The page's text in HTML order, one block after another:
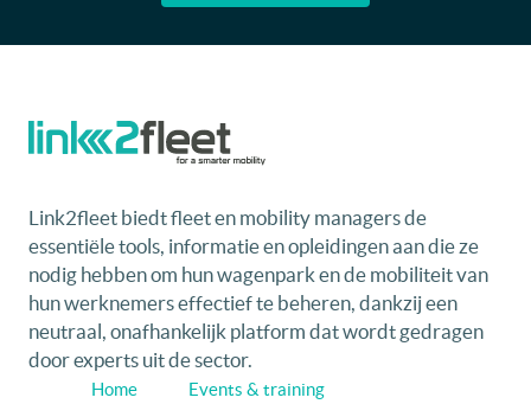
Link2fleet biedt fleet en mobility managers de
essentiële tools, informatie en opleidingen aan die ze
nodig hebben om hun wagenpark en de mobiliteit van
hun werknemers effectief te beheren, dankzij een
neutraal, onafhankelijk platform dat wordt gedragen
door experts uit de sector.
Home
Events & training